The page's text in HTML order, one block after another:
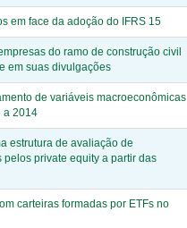
em face da adoção do IFRS 15
do ramo de construção civil
em suas divulgações
de variáveis macroeconômicas
a 2014
estrutura de avaliação de
private equity a partir das
carteiras formadas por ETFs no